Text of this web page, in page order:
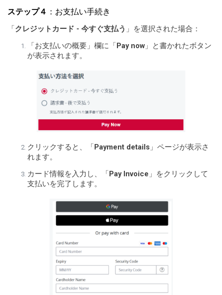
ステップ４ ：お支払い手続き
「 クレジットカード - 今すぐ支払う 」を選択された場合：
「お支払いの概要」欄に「Pay now 」と書かれたボタン
が表示されます。
クリックすると、「Payment details 」ページが表示さ
れます。
カード情報を入力し、「Pay Invoice 」をクリックして
支払いを完了します。